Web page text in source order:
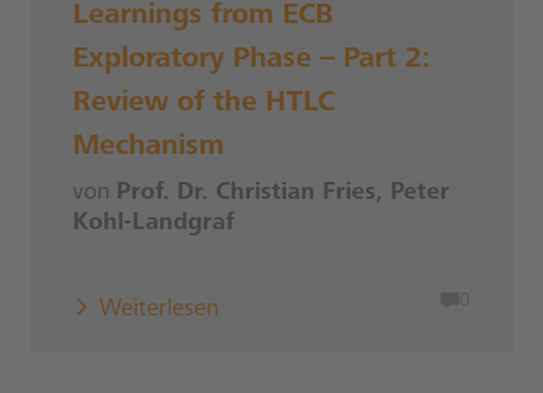
Learnings from ECB
Exploratory Phase – Part 2:
Review of the HTLC
Mechanism
von Prof. Dr. Christian Fries, Peter
Kohl-Landgraf
Weiterlesen